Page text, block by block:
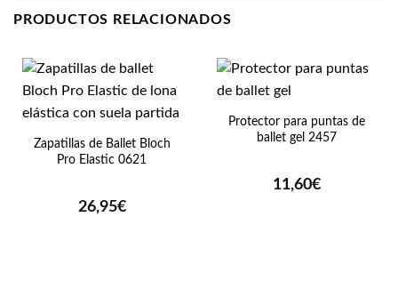
PRODUCTOS RELACIONADOS
Zapatillas de Ballet Bloch
Pro Elastic 0621
26,95€
Protector para puntas de
ballet gel 2457
11,60€